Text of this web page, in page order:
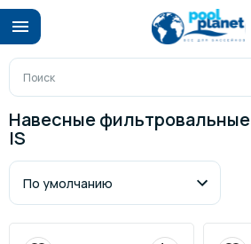
Навесные фильтровальные
IS